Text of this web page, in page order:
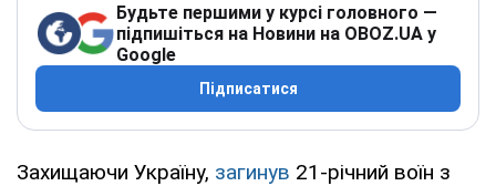
Будьте першими у курсі головного —
підпишіться на Новини на OBOZ.UA у
Google
Підписатися
Захищаючи Україну, загинув 21-річний воїн з